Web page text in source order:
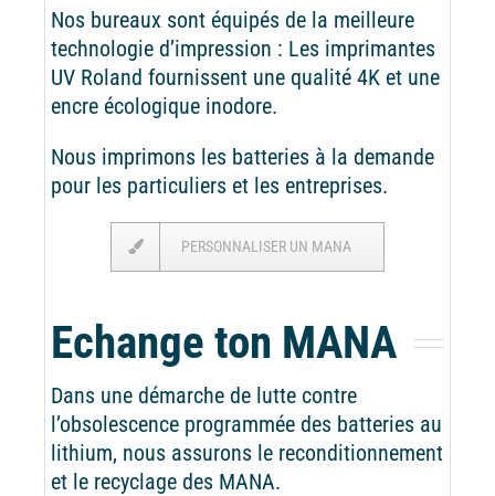
Nos bureaux sont équipés de la meilleure
technologie d’impression : Les imprimantes
UV Roland fournissent une qualité 4K et une
encre écologique inodore.
Nous imprimons les batteries à la demande
pour les particuliers et les entreprises.
PERSONNALISER UN MANA
Echange ton MANA
Dans une démarche de lutte contre
l’obsolescence programmée des batteries au
lithium, nous assurons le reconditionnement
et le recyclage des MANA.